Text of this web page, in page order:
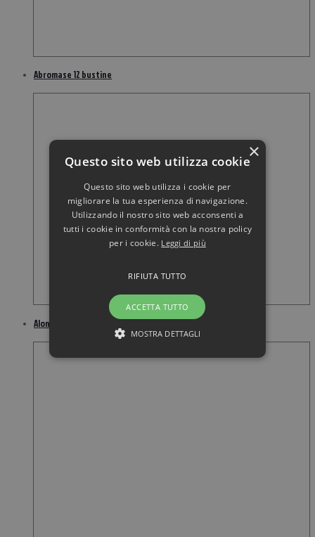
Abromase 12 bustine
Alontan braccialetto
×
Questo sito web utilizza cookie
Questo sito web utilizza i cookie per
migliorare la tua esperienza di navigazione.
Utilizzando il nostro sito web acconsenti a
tutti i cookie in conformità con la nostra policy
per i cookie. Leggi di più
ACCETTA TUTTO
RIFIUTA TUTTO
MOSTRA DETTAGLI